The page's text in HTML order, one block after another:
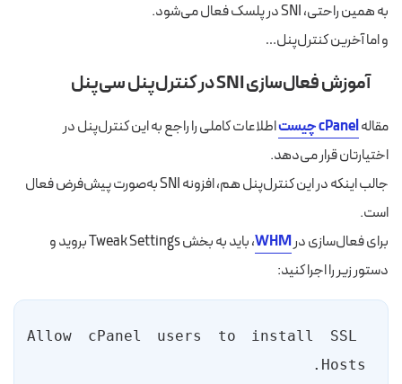
به‌ همین راحتی، SNI در پلسک فعال می‌شود.
و اما آخرین کنترل‌پنل…
آموزش فعال‌سازی SNI در کنترل‌پنل سی‌پنل
مقالهcPanel چیست
اطلاعات کاملی را راجع به این کنترل‌پنل در
اختیارتان قرار می‌دهد.
جالب اینکه در این کنترل‌پنل هم، افزونه SNI به‌صورت پیش‌فرض فعال
است.
برای فعال‌سازی درWHM
، باید به بخش Tweak Settings بروید و
دستور زیر را اجرا کنید:
Allow cPanel users to install SSL
Hosts.